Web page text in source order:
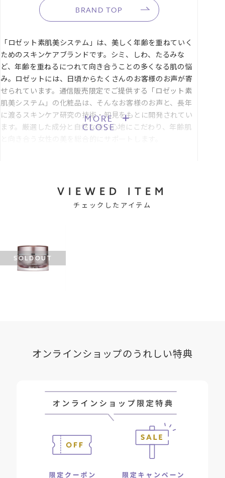
■セルフラッピング推奨サイズ：Sサイズ
BRAND TOP
「ロゼット素肌美システム」は、美しく年齢を重ねていく
ためのスキンケアブランドです。シミ、しわ、たるみな
ど、年齢を重ねるにつれて向き合うことの多くなる肌の悩
み。ロゼットには、日頃からたくさんのお客様のお声が寄
せられています。通信販売限定でご提供する「ロゼット素
肌美システム」の化粧品は、そんなお客様のお声と、長年
に渡るスキンケア研究の技術・知見をもとに開発されてい
ます。厳選した成分と自然な使い心地にこだわり、年齢肌
MORE
CLOSE
VIEWED ITEM
チェックしたアイテム
SOLDOUT
オンラインショップのうれしい特典